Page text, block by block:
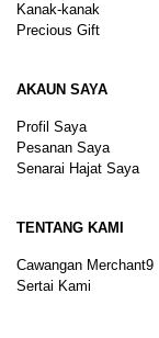
Kanak-kanak
Precious Gift
AKAUN SAYA
Profil Saya
Pesanan Saya
Senarai Hajat Saya
TENTANG KAMI
Cawangan Merchant9
Sertai Kami